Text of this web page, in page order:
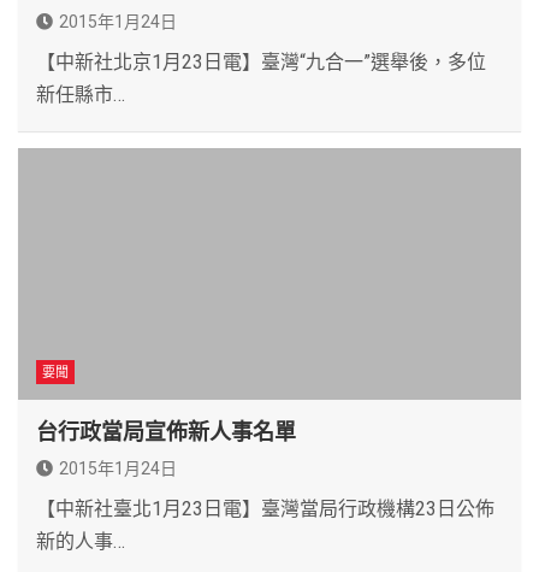
2015年1月24日
【中新社北京1月23日電】臺灣“九合一”選舉後，多位
新任縣市…
要聞
台行政當局宣佈新人事名單
2015年1月24日
【中新社臺北1月23日電】臺灣當局行政機構23日公佈
新的人事…